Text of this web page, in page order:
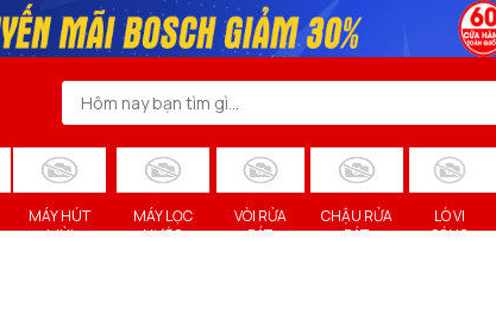
MÁY HÚT
MÙI
MÁY LỌC
NƯỚC
VÒI RỬA
BÁT
CHẬU RỬA
BÁT
LÒ VI
SÓNG